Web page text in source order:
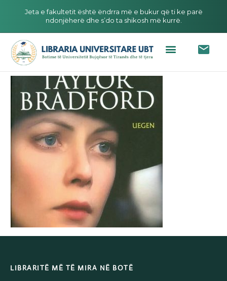
Jeta e fakultetit është ëndrra më e bukur që ti ke parë
ndonjëherë dhe s’do ta shikosh më kurrë.
LIBRARITË MË TË MIRA NË BOTË